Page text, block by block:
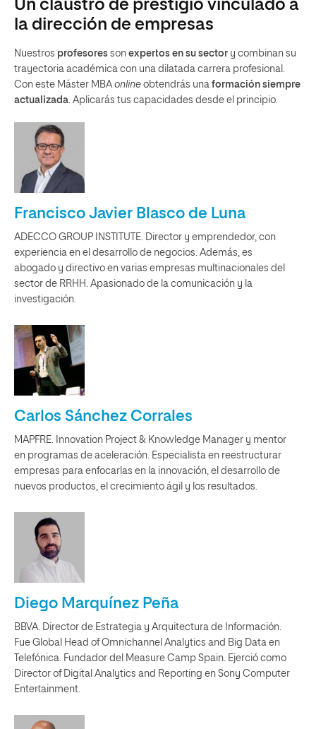
Un claustro de prestigio vinculado a
la dirección de empresas
Nuestros profesores son expertos en su sector y combinan su
trayectoria académica con una dilatada carrera profesional.
Con este Máster MBAonline obtendrás una formación siempre
actualizada. Aplicarás tus capacidades desde el principio.
Francisco Javier Blasco de Luna
ADECCO GROUP INSTITUTE. Director y emprendedor, con
experiencia en el desarrollo de negocios. Además, es
abogado y directivo en varias empresas multinacionales del
sector de RRHH. Apasionado de la comunicación y la
investigación.
Carlos Sánchez Corrales
MAPFRE. Innovation Project & Knowledge Manager y mentor
en programas de aceleración. Especialista en reestructurar
empresas para enfocarlas en la innovación, el desarrollo de
nuevos productos, el crecimiento ágil y los resultados.
Diego Marquínez Peña
BBVA. Director de Estrategia y Arquitectura de Información.
Fue Global Head of Omnichannel Analytics and Big Data en
Telefónica. Fundador del Measure Camp Spain. Ejerció como
Director of Digital Analytics and Reporting en Sony Computer
Entertainment.